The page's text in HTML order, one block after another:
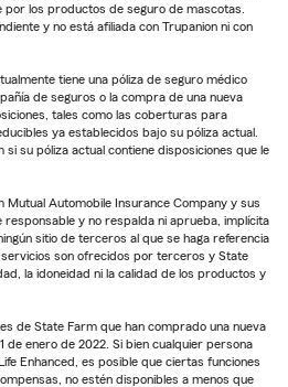
los productos de seguro de mascotas.
y no está afiliada con Trupanion ni con
tiene una póliza de seguro médico
de seguros o la compra de una nueva
tales como las coberturas para
ya establecidos bajo su póliza actual.
su póliza actual contiene disposiciones que le
Mutual Automobile Insurance Company y sus
responsable y no respalda ni aprueba, implícita
sitio de terceros al que se haga referencia
son ofrecidos por terceros y State
la idoneidad ni la calidad de los productos y
de State Farm que han comprado una nueva
de enero de 2022. Si bien cualquier persona
Enhanced, es posible que ciertas funciones
no estén disponibles a menos que